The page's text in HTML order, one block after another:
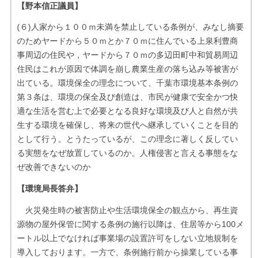
【野本信正議員】
(６)人家から１００ｍ未満を禁止している条例が、みなし摘要
のためヤードから５０ｍとか７０ｍに住んでいる上泉利豊商
事周辺の住民や，ヤードから７０ｍの多辺田町中和貿易周辺
住民はこれが原因で体調を崩し農業生産の落ち込み等被害が
出ている。環境保全の理念について、千葉市環境基本条例の
第３条は、環境の保全及び創造は、市民が健康で安全かつ快
適な生活を営む上で必要となる良好な環境及び人と自然が共
生する環境を確保し、将来の世代へ継承していくことを目的
として行う。とうたっているが、この理念に著しく反してい
る実態をなぜ放置しているのか。人権侵害と言える事態をな
ぜ改善できないのか
【環境局長答弁】
火災発生時の被害防止や生活環境保全の観点から、再生資
源物の屋外保管に関する条例の施行以降は、住居等から100メ
ートル以上でなければ事業場の設置許可をしない立地規制を
導入しております。一方で、条例施行前から操業している事